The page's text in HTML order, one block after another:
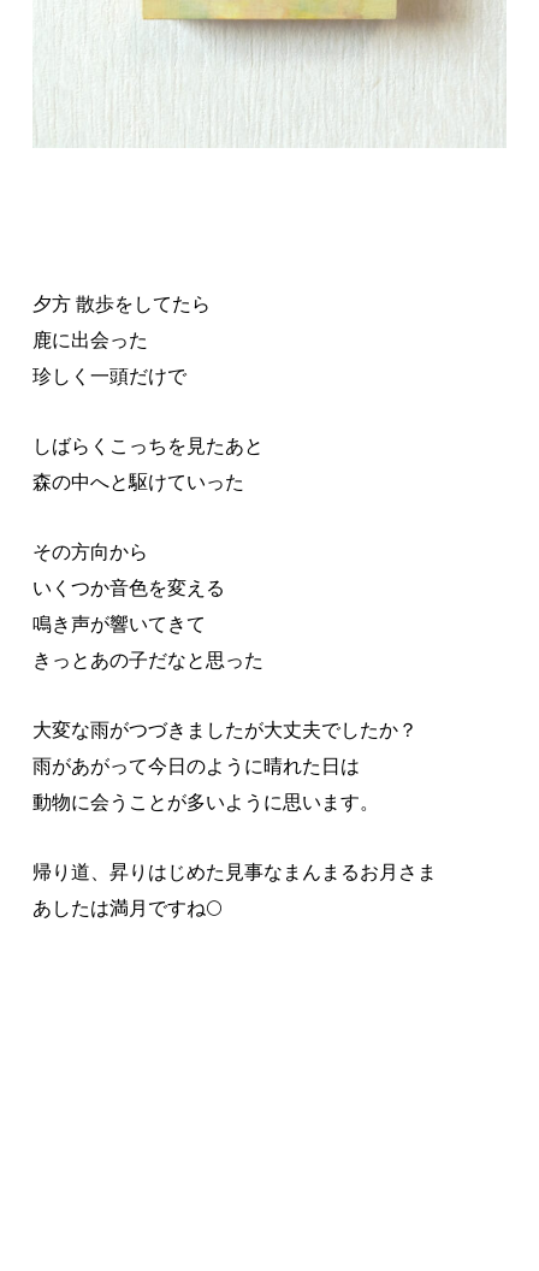
夕方 散歩をしてたら
鹿に出会った
珍しく一頭だけで
しばらくこっちを見たあと
森の中へと駆けていった
その方向から
いくつか音色を変える
鳴き声が響いてきて
きっとあの子だなと思った
大変な雨がつづきましたが大丈夫でしたか？
雨があがって今日のように晴れた日は
動物に会うことが多いように思います。
帰り道、昇りはじめた見事なまんまるお月さま
あしたは満月ですね🌕